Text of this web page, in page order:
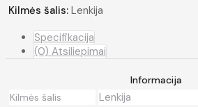
Kilmės šalis: Lenkija
Specifikacija
(0) Atsiliepimai
Informacija
Kilmės šalis
Lenkija